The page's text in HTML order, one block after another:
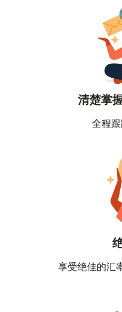
清楚掌
全程跟
享受绝佳的汇